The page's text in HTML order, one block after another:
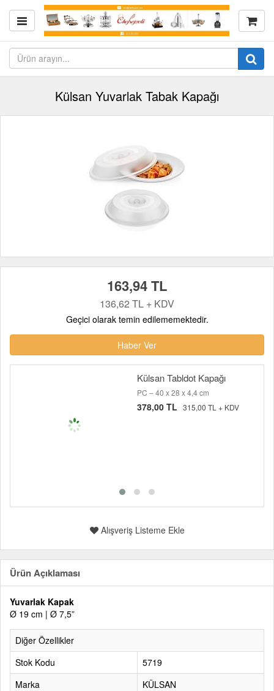
Külsan Yuvarlak Tabak Kapağı
163,94 TL
136,62 TL + KDV
Geçici olarak temin edilememektedir.
Haber Ver
Külsan Tabldot Kapağı
PC – 40 x 28 x 4,4 cm
378,00 TL 315,00 TL + KDV
Alışveriş Listeme Ekle
Ürün Açıklaması
Yuvarlak Kapak
Ø 19 cm | Ø 7,5”
Diğer Özellikler
Stok Kodu
5719
Marka
KÜLSAN